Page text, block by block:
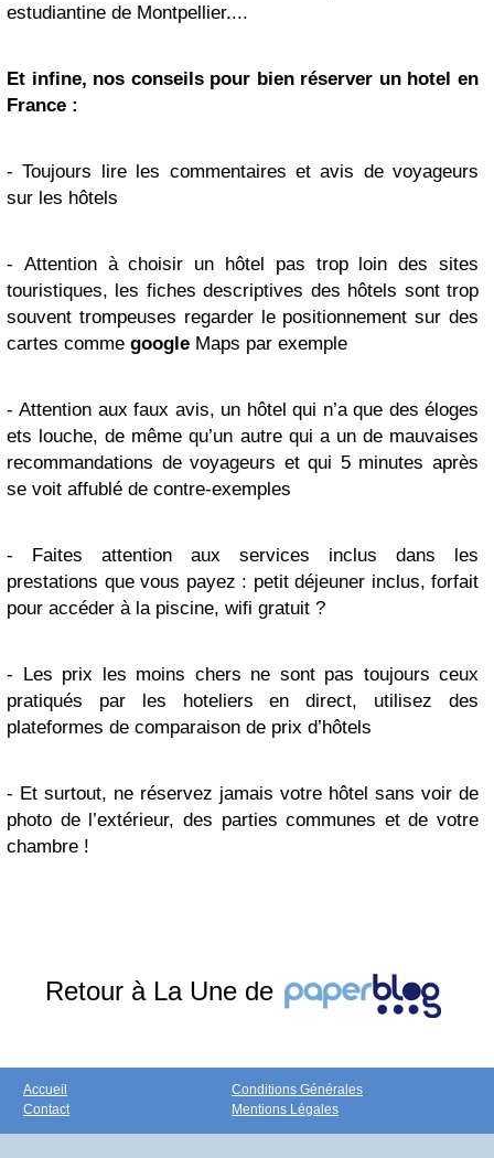
estudiantine de Montpellier....
Et infine, nos conseils pour bien réserver un hotel en
France :
- Toujours lire les commentaires et avis de voyageurs
sur les hôtels
- Attention à choisir un hôtel pas trop loin des sites
touristiques, les fiches descriptives des hôtels sont trop
souvent trompeuses regarder le positionnement sur des
cartes comme google Maps par exemple
- Attention aux faux avis, un hôtel qui n’a que des éloges
ets louche, de même qu’un autre qui a un de mauvaises
recommandations de voyageurs et qui 5 minutes après
se voit affublé de contre-exemples
-
Faites attention aux services inclus dans les
prestations que vous payez : petit déjeuner inclus, forfait
pour accéder à la piscine, wifi gratuit ?
- Les prix les moins chers ne sont pas toujours ceux
pratiqués par les hoteliers en direct, utilisez des
plateformes de comparaison de prix d’hôtels
- Et surtout, ne réservez jamais votre hôtel sans voir de
photo de l’extérieur, des parties communes et de votre
chambre !
Retour à La Une de
Accueil
Contact
Conditions Générales
Mentions Légales